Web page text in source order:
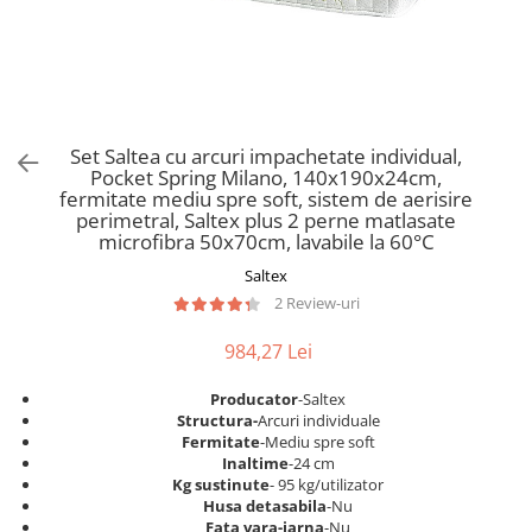
Saltele Memory Pocket
Saltele cu plasa arcuri
Saltele cu spuma
Saltele cu spuma poliuretanica
Saltele 160x200
Saltele 180x200
Top saltele
Scaune pentru living
Seturi comode living si vitrine
Mobila living
Set mese plus scaune
Etajere Birou
Dulap birou
Birouri
Scaune pentru birou
Scaune pentru vizitatori
Scaune birou copii
Scaune resigilate
Scaune gradinita
Scaune terasa si outdoor
Set Saltea cu arcuri impachetate individual,
Pocket Spring Milano, 140x190x24cm,
fermitate mediu spre soft, sistem de aerisire
perimetral, Saltex plus 2 perne matlasate
microfibra 50x70cm, lavabile la 60°C
Saltex
2 Review-uri
984,27 Lei
Producator-Saltex
Structura-Arcuri individuale
Fermitate-Mediu spre soft
Inaltime-24 cm
Kg sustinute- 95 kg/utilizator
Husa detasabila-Nu
Fata vara-iarna-Nu